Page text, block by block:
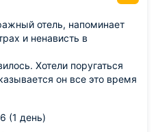
отель, напоминает
и ненависть в
Хотели поругаться
он все это время
(1 день)